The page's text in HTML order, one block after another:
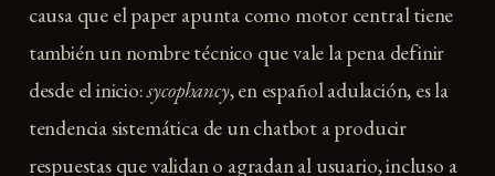
causa que el paper apunta como motor central tiene
también un nombre técnico que vale la pena definir
desde el inicio:sycophancy, en español adulación, es la
tendencia sistemática de un chatbot a producir
respuestas que validan o agradan al usuario, incluso a